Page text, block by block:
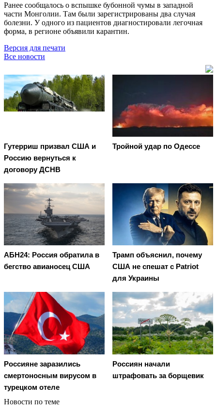
Ранее сообщалось о вспышке бубонной чумы в западной
части Монголии. Там были зарегистрированы два случая
болезни. У одного из пациентов диагностировали легочная
форма, в регионе объявили карантин.
Версия для печати
Все новости
Гутерриш призвал США и
Россию вернуться к
договору ДСНВ
Тройной удар по Одессe
АБН24: Россия обратила в
бегство авианосец США
Трамп объяснил, почему
США не спешат с Patriot
для Украины
Россияне заразились
смертоносным вирусом в
турецком отеле
Россиян начали
штрафовать за борщевик
Новости по теме